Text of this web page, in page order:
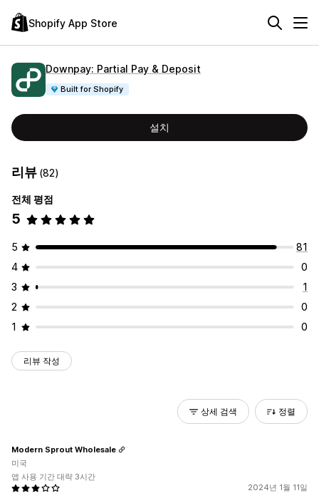
Shopify App Store
Downpay: Partial Pay & Deposit
Built for Shopify
설치
리뷰 (82)
전체 평점
5
5
81
4
0
3
1
2
0
1
0
리뷰 작성
상세 검색 정렬
2024년 1월 11일
Modern Sprout Wholesale
미국
앱 사용 기간 대략 3시간